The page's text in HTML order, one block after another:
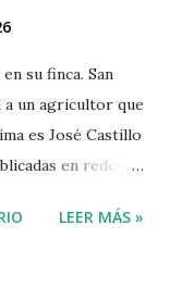
su finca. San
a un agricultor que
es José Castillo
en redes
delLEER MÁS »